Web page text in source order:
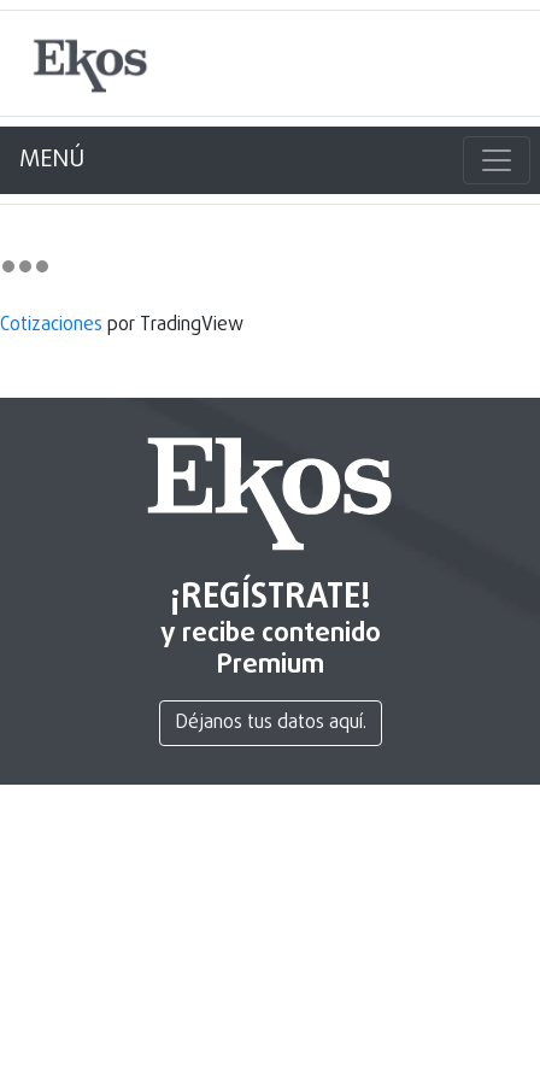
MENÚ
Cotizaciones por TradingView
¡REGÍSTRATE!
y recibe contenido
Premium
Déjanos tus datos aquí.